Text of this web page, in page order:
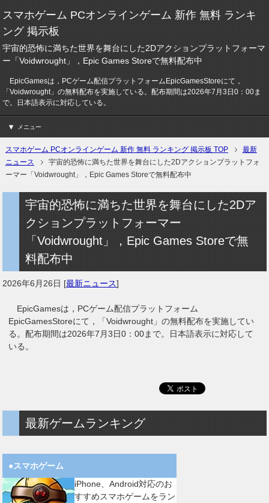
スマホゲーム PCオンラインゲーム 新作 無料 ランキ
ング 掲示板
宇宙的恐怖に満ちた世界を舞台にした2Dアクションプラットフォーマ
ー「Voidwrought」，Epic Games Storeで無料配布中
EpicGamesは，PCゲーム配信プラットフォームEpicGamesStoreにて，
「Voidwrought」の無料配布を実施している。配布期間は2026年7月3日0：00ま
で。日本語表示に対応している。
メニュー
スマホゲーム PCオンラインゲーム 新作 無料 ランキング 掲示板 TOP
最新
ニュース
宇宙的恐怖に満ちた世界を舞台にした2Dアクションプラットフォ
ーマー「Voidwrought」，Epic Games Storeで無料配布中
宇宙的恐怖に満ちた世界を舞台にした2Dア
クションプラットフォーマー
「Voidwrought」，Epic Games Storeで無
料配布中
2026年6月26日 [最新ニュース]
EpicGamesは，PCゲーム配信プラットフォーム
EpicGamesStoreにて，「Voidwrought」の無料配布を実施してい
る。配布期間は2026年7月3日0：00まで。日本語表示に対応して
いる。
最新ゲームランキング
●スマホゲーム
iPhone、Android対応のお
すすめスマホゲームをラン